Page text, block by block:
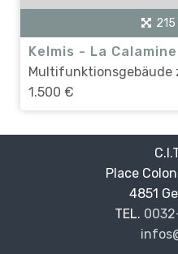
215
Kelmis - La Calamine
Multifunktionsgebäude
1.500 €
Place
4851
TEL.